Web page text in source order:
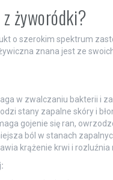
żyworódki?
o szerokim spektrum
znana jest ze
w zwalczaniu bakterii i
stany zapalne skóry i
gojenie się ran,
ból w stanach
krążenie krwi i rozluźnia